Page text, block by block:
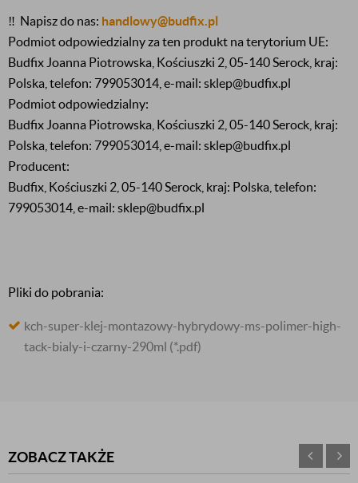
‼️ Napisz do nas: handlowy@budfix.pl
Podmiot odpowiedzialny za ten produkt na terytorium UE:
Budfix Joanna Piotrowska, Kościuszki 2, 05-140 Serock, kraj:
Polska, telefon: 799053014, e-mail: sklep@budfix.pl
Podmiot odpowiedzialny:
Budfix Joanna Piotrowska, Kościuszki 2, 05-140 Serock, kraj:
Polska, telefon: 799053014, e-mail: sklep@budfix.pl
Producent:
Budfix, Kościuszki 2, 05-140 Serock, kraj: Polska, telefon:
799053014, e-mail: sklep@budfix.pl
Pliki do pobrania:
kch-super-klej-montazowy-hybrydowy-ms-polimer-high-
tack-bialy-i-czarny-290ml (*.pdf)
ZOBACZ TAKŻE